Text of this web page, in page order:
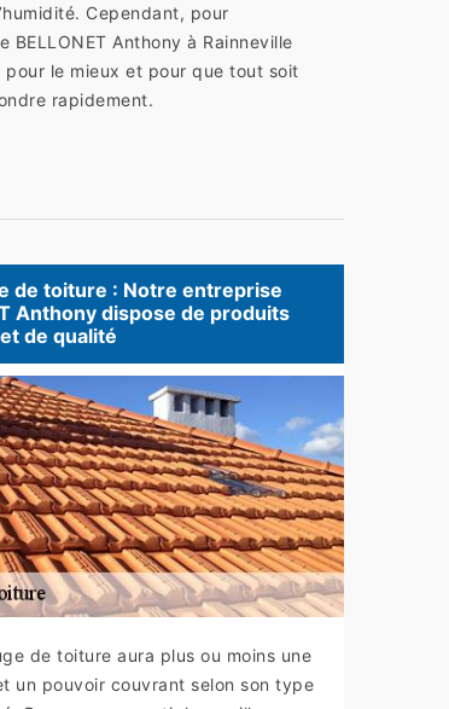
Cependant, pour
Anthony à Rainneville
le mieux et pour que tout soit
rapidement.
de toiture : Notre entreprise
Anthony dispose de produits
de qualité
de toiture aura plus ou moins une
un pouvoir couvrant selon son type